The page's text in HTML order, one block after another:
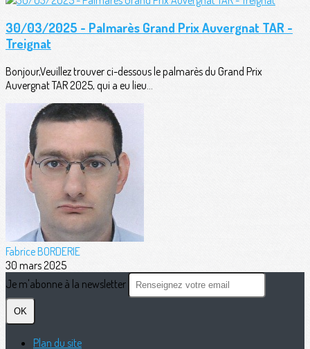
30/03/2025 - Palmarès Grand Prix Auvergnat TAR -
Treignat
Bonjour,Veuillez trouver ci-dessous le palmarès du Grand Prix
Auvergnat TAR 2025, qui a eu lieu...
Fabrice BORDERIE
30 mars 2025
Je m'abonne à la newsletter
OK
Plan du site